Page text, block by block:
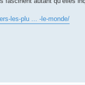
les-plu ... -le-monde/